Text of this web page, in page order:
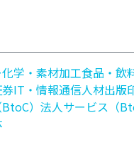
化学・素材加工食品・飲
IT・情報通信人材出版
） 法人サービス（